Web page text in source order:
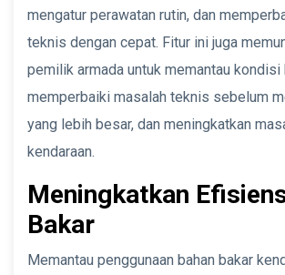
mengatur perawatan rutin, dan
teknis dengan cepat. Fitur ini juga
pemilik armada untuk memantau kondisi
memperbaiki masalah teknis sebelum
yang lebih besar, dan meningkatkan
kendaraan.
Meningkatkan
Bakar
Memantau penggunaan bahan bakar